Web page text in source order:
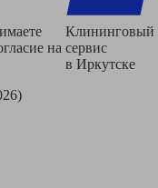
на
Клининговый
сервис
в Иркутске